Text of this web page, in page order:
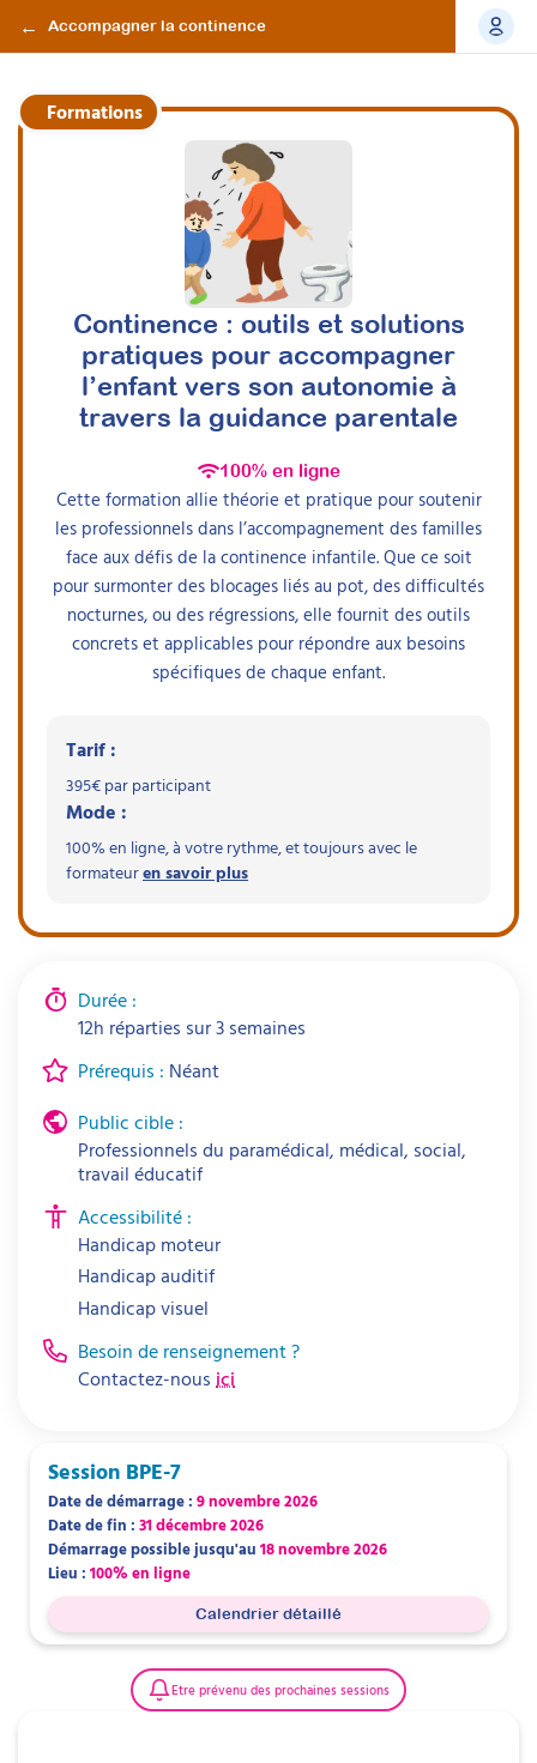
Accompagner la continence
Formations
Continence : outils et solutions
pratiques pour accompagner
l’enfant vers son autonomie à
travers la guidance parentale
100% en ligne
Cette formation allie théorie et pratique pour soutenir
les professionnels dans l’accompagnement des familles
face aux défis de la continence infantile. Que ce soit
pour surmonter des blocages liés au pot, des difficultés
nocturnes, ou des régressions, elle fournit des outils
concrets et applicables pour répondre aux besoins
spécifiques de chaque enfant.
Tarif :
395€ par participant
Mode :
100% en ligne, à votre rythme, et toujours avec le
formateuren savoir plus
Durée :
12h réparties sur 3 semaines
Prérequis : Néant
Public cible :
Professionnels du paramédical, médical, social,
travail éducatif
Accessibilité :
Handicap moteur
Handicap auditif
Handicap visuel
Besoin de renseignement ?
Contactez-nous ici
Session BPE-7
Date de démarrage : 9 novembre 2026
Date de fin : 31 décembre 2026
Démarrage possible jusqu'au 18 novembre 2026
Lieu : 100% en ligne
Calendrier détaillé
Etre prévenu des prochaines sessions